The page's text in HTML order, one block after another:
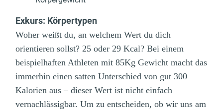
Exkurs: Körpertypen
Woher weißt du, an welchem Wert du dich
orientieren sollst? 25 oder 29 Kcal? Bei einem
beispielhaften Athleten mit 85Kg Gewicht macht das
immerhin einen satten Unterschied von gut 300
Kalorien aus – dieser Wert ist nicht einfach
vernachlässigbar. Um zu entscheiden, ob wir uns am